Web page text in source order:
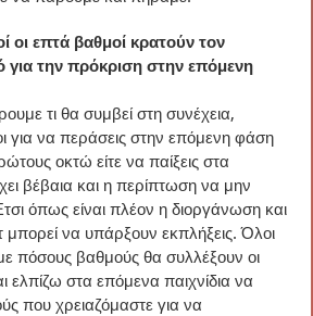
οι επτά βαθμοί κρατούν τον
την πρόκριση στην επόμενη
τι θα συμβεί στη συνέχεια,
για να περάσεις στην επόμενη φάση
οκτώ είτε να παίξεις στα
βέβαια και η περίπτωση να μην
όπως είναι πλέον η διοργάνωση και
μπορεί να υπάρξουν εκπλήξεις. Όλοι
πόσους βαθμούς θα συλλέξουν οι
ελπίζω στα επόμενα παιχνίδια να
που χρειαζόμαστε για να